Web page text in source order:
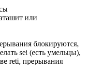
или
блокируются,
sei (есть умельцы),
reti, прерывания